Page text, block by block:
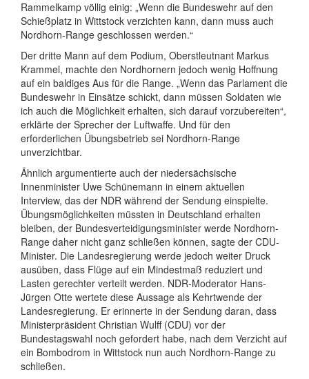
Rammelkamp völlig einig: „Wenn die Bundeswehr auf den
Schießplatz in Wittstock verzichten kann, dann muss auch
Nordhorn-Range geschlossen werden.“
Der dritte Mann auf dem Podium, Oberstleutnant Markus
Krammel, machte den Nordhornern jedoch wenig Hoffnung
auf ein baldiges Aus für die Range. „Wenn das Parlament die
Bundeswehr in Einsätze schickt, dann müssen Soldaten wie
ich auch die Möglichkeit erhalten, sich darauf vorzubereiten“,
erklärte der Sprecher der Luftwaffe. Und für den
erforderlichen Übungsbetrieb sei Nordhorn-Range
unverzichtbar.
Ähnlich argumentierte auch der niedersächsische
Innenminister Uwe Schünemann in einem aktuellen
Interview, das der NDR während der Sendung einspielte.
Übungsmöglichkeiten müssten in Deutschland erhalten
bleiben, der Bundesverteidigungsminister werde Nordhorn-
Range daher nicht ganz schließen können, sagte der CDU-
Minister. Die Landesregierung werde jedoch weiter Druck
ausüben, dass Flüge auf ein Mindestmaß reduziert und
Lasten gerechter verteilt werden. NDR-Moderator Hans-
Jürgen Otte wertete diese Aussage als Kehrtwende der
Landesregierung. Er erinnerte in der Sendung daran, dass
Ministerpräsident Christian Wulff (CDU) vor der
Bundestagswahl noch gefordert habe, nach dem Verzicht auf
ein Bombodrom in Wittstock nun auch Nordhorn-Range zu
schließen.